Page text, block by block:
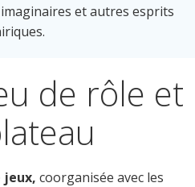
et autres esprits
de rôle et
jeux, coorganisée avec les